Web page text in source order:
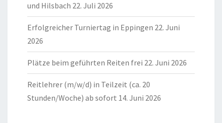
und Hilsbach 22. Juli 2026
Erfolgreicher Turniertag in Eppingen 22. Juni
2026
Plätze beim geführten Reiten frei 22. Juni 2026
Reitlehrer (m/w/d) in Teilzeit (ca. 20
Stunden/Woche) ab sofort 14. Juni 2026